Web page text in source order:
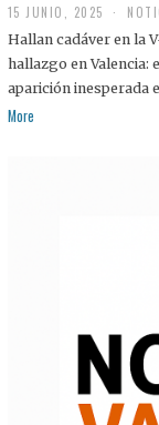
15 JUNIO, 2025
Hallan cadáver en la
hallazgo en Valencia:
aparición inesperada
More